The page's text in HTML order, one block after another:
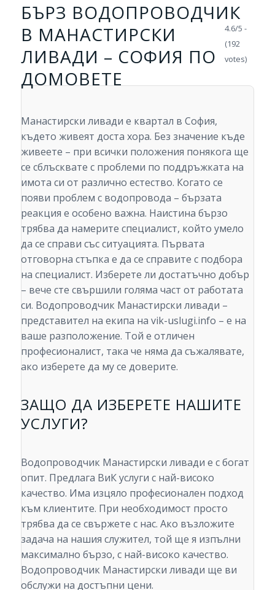
БЪРЗ ВОДОПРОВОДЧИК
В МАНАСТИРСКИ
ЛИВАДИ – СОФИЯ ПО
ДОМОВЕТЕ
Манастирски ливади е квартал в София,
където живеят доста хора. Без значение къде
живеете – при всички положения понякога ще
се сблъсквате с проблеми по поддръжката на
имота си от различно естество. Когато се
появи проблем с водопровода – бързата
реакция е особено важна. Наистина бързо
трябва да намерите специалист, който умело
да се справи със ситуацията. Първата
отговорна стъпка е да се справите с подбора
на специалист. Изберете ли достатъчно добър
– вече сте свършили голяма част от работата
си. Водопроводчик Манастирски ливади –
представител на екипа на vik-uslugi.info – е на
ваше разположение. Той е отличен
професионалист, така че няма да съжалявате,
ако изберете да му се доверите.
ЗАЩО ДА ИЗБЕРЕТЕ НАШИТЕ
УСЛУГИ?
Водопроводчик Манастирски ливади е с богат
опит. Предлага ВиК услуги с най-високо
качество. Има изцяло професионален подход
към клиентите. При необходимост просто
трябва да се свържете с нас. Ако възложите
задача на нашия служител, той ще я изпълни
максимално бързо, с най-високо качество.
Водопроводчик Манастирски ливади ще ви
обслужи на достъпни цени.
4.6/5 -
(192
votes)